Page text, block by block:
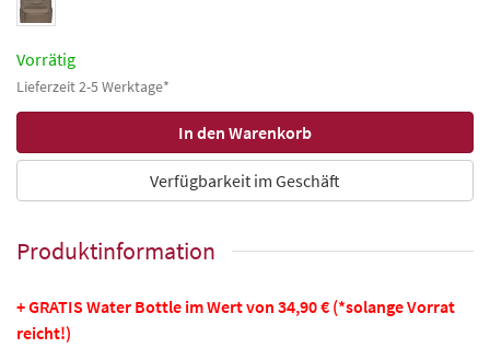
Vorrätig
Lieferzeit 2-5 Werktage*
Verfügbarkeit im Geschäft
Produktinformation
+ GRATIS Water Bottle im Wert von 34,90 € (*solange Vorrat
reicht!)